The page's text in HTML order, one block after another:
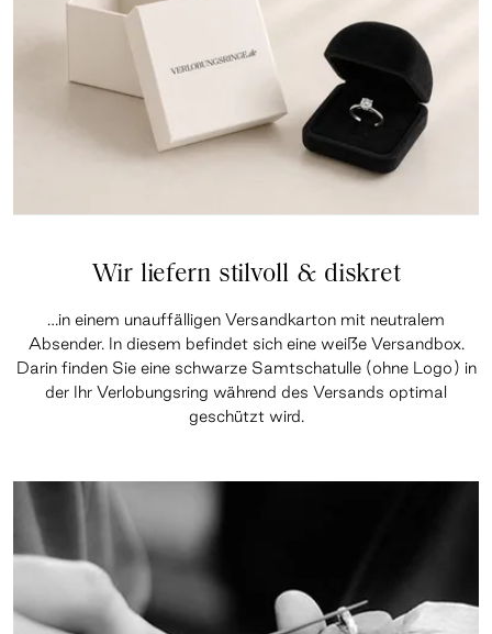
Wir liefern stilvoll & diskret
…in einem unauffälligen Versandkarton mit neutralem
Absender. In diesem befindet sich eine weiße Versandbox.
Darin finden Sie eine schwarze Samtschatulle (ohne Logo) in
der Ihr Verlobungsring während des Versands optimal
geschützt wird.